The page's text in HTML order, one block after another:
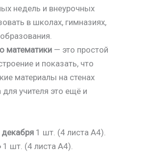
недель и внеурочных
в школах, гимназиях,
математики — это простой
и показать, что
материалы на стенах
учителя это ещё и
1 шт. (4 листа А4).
1 шт. (4 листа А4).